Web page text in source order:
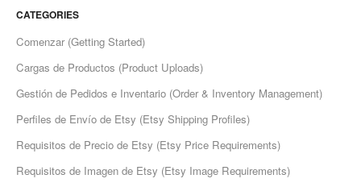
CATEGORIES
Comenzar (Getting Started)
Cargas de Productos (Product Uploads)
Gestión de Pedidos e Inventario (Order & Inventory Management)
Perfiles de Envío de Etsy (Etsy Shipping Profiles)
Requisitos de Precio de Etsy (Etsy Price Requirements)
Requisitos de Imagen de Etsy (Etsy Image Requirements)